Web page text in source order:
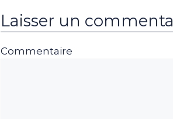
Laisser un
Commentaire